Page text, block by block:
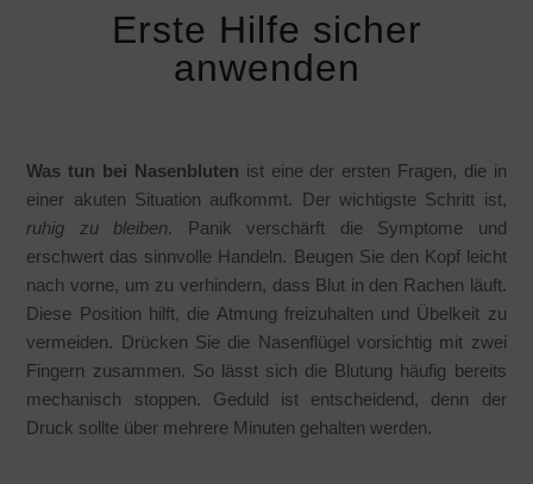
Erste Hilfe sicher
anwenden
Was tun bei Nasenbluten ist eine der ersten Fragen, die in
einer akuten Situation aufkommt. Der wichtigste Schritt ist,
ruhig zu bleiben. Panik verschärft die Symptome und
erschwert das sinnvolle Handeln. Beugen Sie den Kopf leicht
nach vorne, um zu verhindern, dass Blut in den Rachen läuft.
Diese Position hilft, die Atmung freizuhalten und Übelkeit zu
vermeiden. Drücken Sie die Nasenflügel vorsichtig mit zwei
Fingern zusammen. So lässt sich die Blutung häufig bereits
mechanisch stoppen. Geduld ist entscheidend, denn der
Druck sollte über mehrere Minuten gehalten werden.